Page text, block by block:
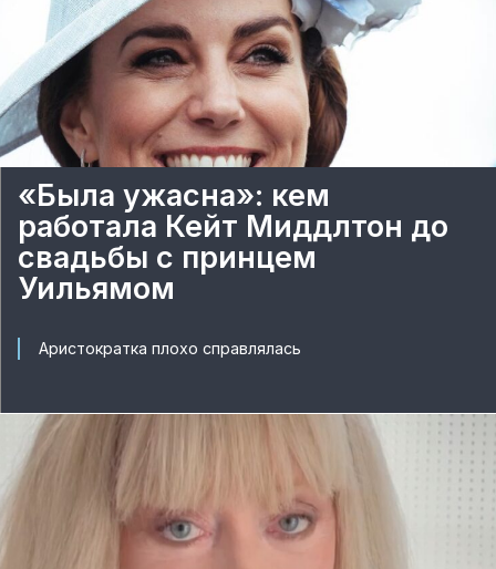
«Была ужасна»: кем
работала Кейт Миддлтон до
свадьбы с принцем
Уильямом
Аристократка плохо справлялась